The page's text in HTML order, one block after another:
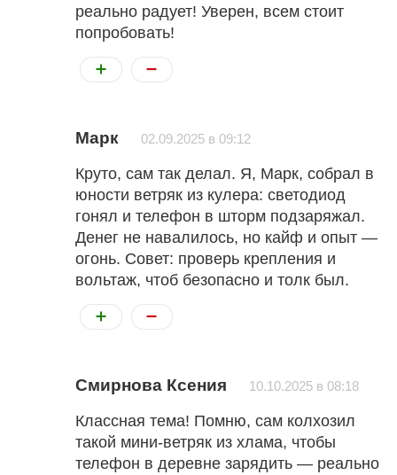
реально радует! Уверен, всем стоит
попробовать!
Марк 02.09.2025 в 09:12
Круто, сам так делал. Я, Марк, собрал в
юности ветряк из кулера: светодиод
гонял и телефон в шторм подзаряжал.
Денег не навалилось, но кайф и опыт —
огонь. Совет: проверь крепления и
вольтаж, чтоб безопасно и толк был.
Смирнова Ксения 10.10.2025 в 08:18
Классная тема! Помню, сам колхозил
такой мини-ветряк из хлама, чтобы
телефон в деревне зарядить — реально